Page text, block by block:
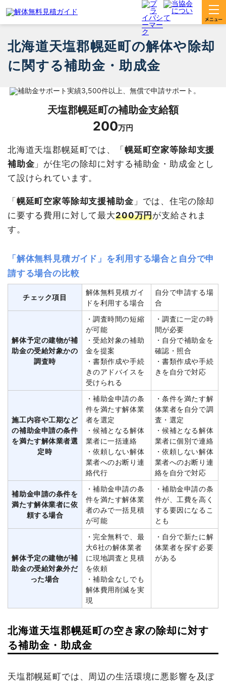
北海道天塩郡幌延町の解体や除却
に関する補助金・助成金
天塩郡幌延町の補助金支給額
200万円
北海道天塩郡幌延町では、「幌延町空家等除却支援
補助金 」が住宅の除却に対する補助金・助成金とし
て設けられています。
「幌延町空家等除却支援補助金 」では、住宅の除却
に要する費用に対して最大200万円が支給されま
す。
「解体無料見積ガイド」を利用する場合と自分で申
請する場合の比較
チェック項目
解体無料見積ガイ
ドを利用する場合
自分で申請する場
合
解体予定の建物が補
助金の受給対象かの
調査時
・調査時間の短縮
が可能
・受給対象の補助
金を提案
・書類作成や手続
きのアドバイスを
受けられる
・調査に一定の時
間が必要
・自分で補助金を
確認・照合
・書類作成や手続
きを自分で対応
施工内容や工期など
の補助金申請の条件
を満たす解体業者選
定時
・補助金申請の条
件を満たす解体業
者を選定
・候補となる解体
業者に一括連絡
・依頼しない解体
業者へのお断り連
絡代行
・条件を満たす解
体業者を自分で調
査・選定
・候補となる解体
業者に個別で連絡
・依頼しない解体
業者へのお断り連
絡を自分で対応
補助金申請の条件を
満たす解体業者に依
頼する場合
・補助金申請の条
件を満たす解体業
者のみで一括見積
が可能
・補助金申請の条
件が、工費を高く
する要因になるこ
とも
解体予定の建物が補
助金の受給対象外だ
った場合
・完全無料で、最
大6社の解体業者
に現地調査と見積
を依頼
・補助金なしでも
解体費用削減を実
現
・自分で新たに解
体業者を探す必要
がある
北海道天塩郡幌延町の空き家の除却に対す
る補助金・助成金
天塩郡幌延町では、周辺の生活環境に悪影響を及ぼ